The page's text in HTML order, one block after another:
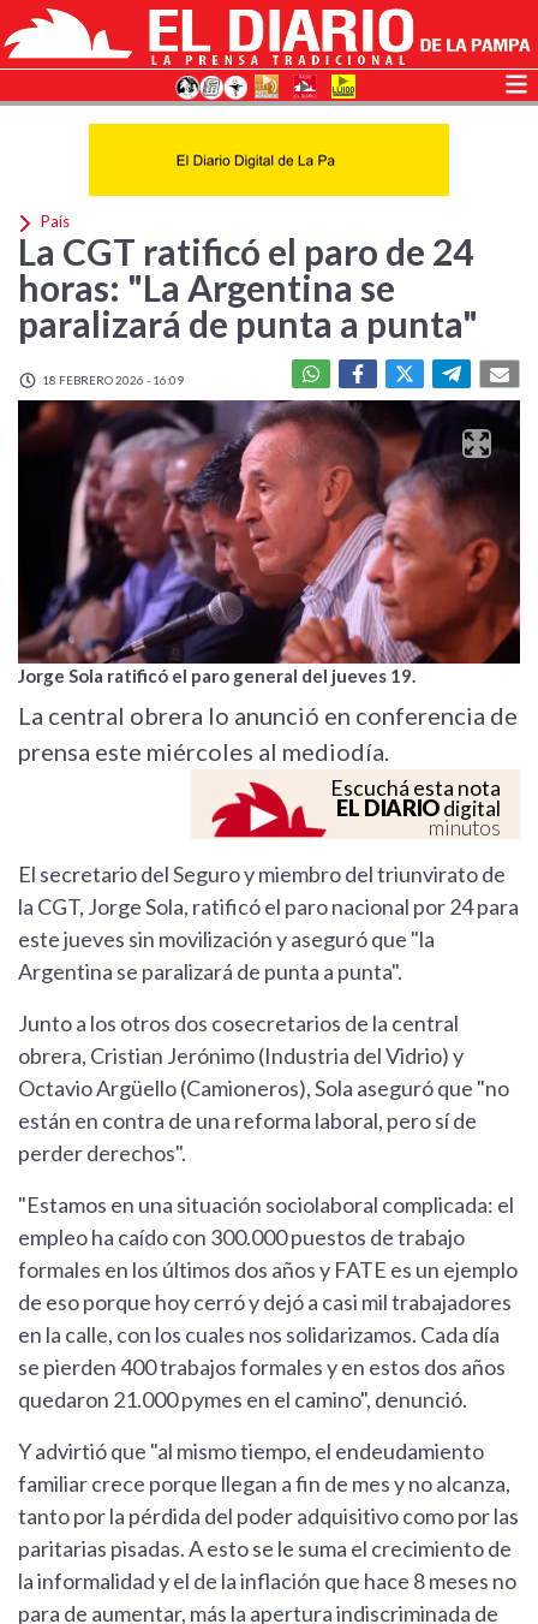
País
La CGT ratificó el paro de 24
horas: "La Argentina se
paralizará de punta a punta"
18 FEBRERO 2026 - 16:09
Jorge Sola ratificó el paro general del jueves 19.
La central obrera lo anunció en conferencia de
prensa este miércoles al mediodía.
Escuchá esta nota
EL DIARIOdigital
minutos
El secretario del Seguro y miembro del triunvirato de
la CGT, Jorge Sola, ratificó el paro nacional por 24 para
este jueves sin movilización y aseguró que "la
Argentina se paralizará de punta a punta".
Junto a los otros dos cosecretarios de la central
obrera, Cristian Jerónimo (Industria del Vidrio) y
Octavio Argüello (Camioneros), Sola aseguró que "no
están en contra de una reforma laboral, pero sí de
perder derechos".
"Estamos en una situación sociolaboral complicada: el
empleo ha caído con 300.000 puestos de trabajo
formales en los últimos dos años y FATE es un ejemplo
de eso porque hoy cerró y dejó a casi mil trabajadores
en la calle, con los cuales nos solidarizamos. Cada día
se pierden 400 trabajos formales y en estos dos años
quedaron 21.000 pymes en el camino", denunció.
Y advirtió que "al mismo tiempo, el endeudamiento
familiar crece porque llegan a fin de mes y no alcanza,
tanto por la pérdida del poder adquisitivo como por las
paritarias pisadas. A esto se le suma el crecimiento de
la informalidad y el de la inflación que hace 8 meses no
para de aumentar, más la apertura indiscriminada de